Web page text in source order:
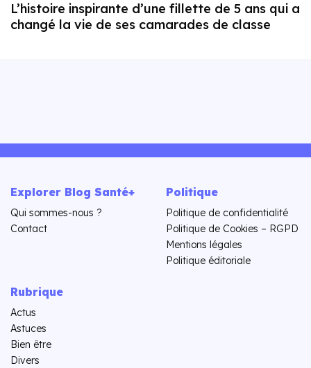
L’histoire inspirante d’une fillette de 5 ans qui a
changé la vie de ses camarades de classe
Explorer Blog Santé+
Qui sommes-nous ?
Contact
Politique
Politique de confidentialité
Politique de Cookies – RGPD
Mentions légales
Politique éditoriale
Rubrique
Actus
Astuces
Bien être
Divers